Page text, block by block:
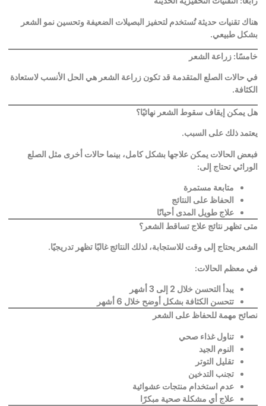
هناك تقنيات حديثة تُستخدم لتحفيز البصيلات الضعيفة وتحسين نمو الشعر
بشكل طبيعي.
خامسًا: زراعة الشعر
في حالات الصلع المتقدمة قد تكون زراعة الشعر هي الحل الأنسب لاستعادة
الكثافة.
هل يمكن إيقاف سقوط الشعر نهائيًا؟
يعتمد ذلك على السبب.
فبعض الحالات يمكن علاجها بشكل كامل، بينما حالات أخرى مثل الصلع
الوراثي تحتاج إلى:
متابعة مستمرة
الحفاظ على النتائج
علاج طويل المدى أحيانًا
متى تظهر نتائج علاج تساقط الشعر؟
الشعر يحتاج إلى وقت للاستجابة، لذلك النتائج غالبًا تظهر تدريجيًا.
في معظم الحالات:
يبدأ التحسن خلال 2 إلى 3 أشهر
تتحسن الكثافة بشكل أوضح خلال 6 أشهر
نصائح مهمة للحفاظ على الشعر
تناول غذاء صحي
النوم الجيد
تقليل التوتر
تجنب التدخين
عدم استخدام منتجات عشوائية
علاج أي مشكلة صحية مبكرًا